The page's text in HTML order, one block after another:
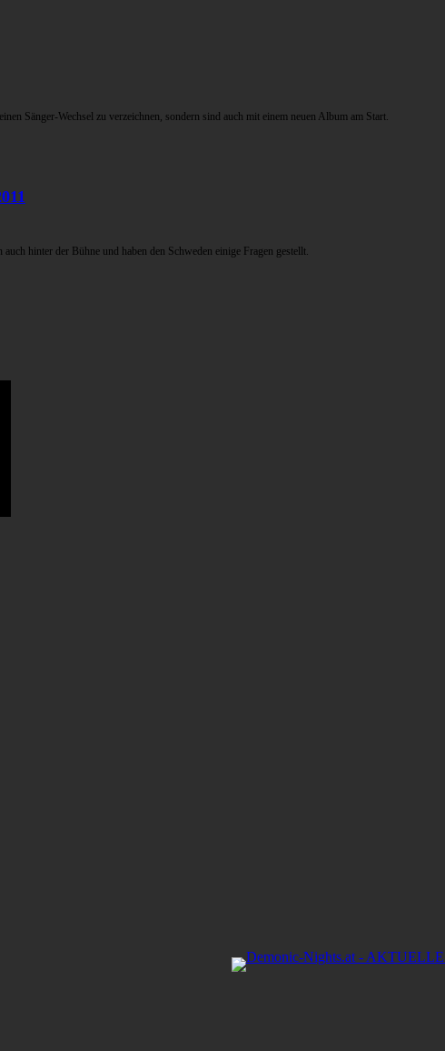
Sänger-Wechsel zu verzeichnen, sondern sind auch mit einem neuen Album am Start.
hinter der Bühne und haben den Schweden einige Fragen gestellt.